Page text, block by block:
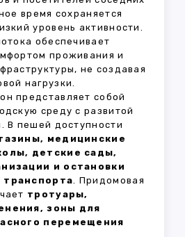
время сохраняется
уровень активности.
обеспечивает
проживания и
не создавая
нагрузки.
представляет собой
среду с развитой
В пешей доступности
медицинские
детские сады,
и остановки
транспорта. Придомовая
тротуары,
зоны для
перемещения